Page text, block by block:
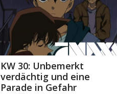
KW 30: Unbemerkt
verdächtig und eine
Parade in Gefahr